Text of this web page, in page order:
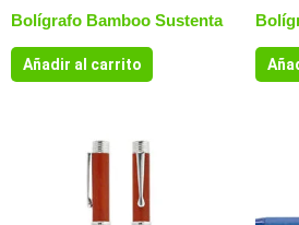
Bolígrafo Bamboo Sustenta
Añadir al carrito